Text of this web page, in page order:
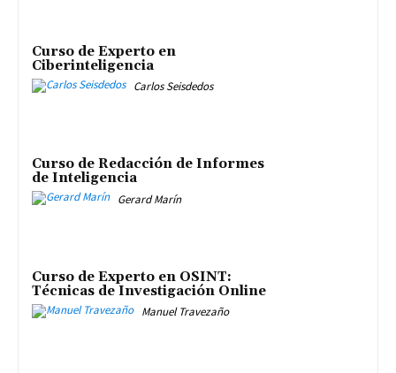
Curso de Experto en
Ciberinteligencia
Carlos Seisdedos
Curso de Redacción de Informes
de Inteligencia
Gerard Marín
Curso de Experto en OSINT:
Técnicas de Investigación Online
Manuel Travezaño